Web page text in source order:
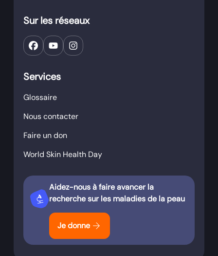
Sur les réseaux
Services
Glossaire
Nous contacter
Faire un don
World Skin Health Day
biotech
Aidez-nous à faire avancer la
recherche sur les maladies de la peau
Je donne arrow_forward